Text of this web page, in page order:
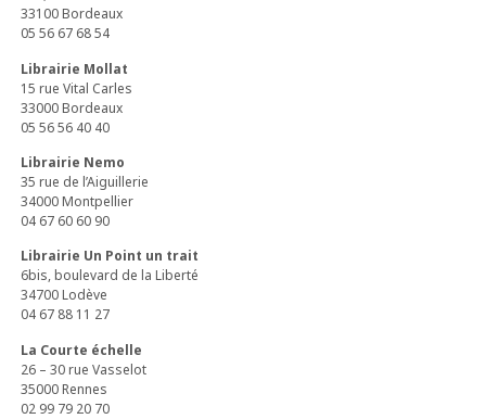
33100 Bordeaux
05 56 67 68 54
Librairie Mollat
15 rue Vital Carles
33000 Bordeaux
05 56 56 40 40
Librairie Nemo
35 rue de l’Aiguillerie
34000 Montpellier
04 67 60 60 90
Librairie Un Point un trait
6bis, boulevard de la Liberté
34700 Lodève
04 67 88 11 27
La Courte échelle
26 – 30 rue Vasselot
35000 Rennes
02 99 79 20 70